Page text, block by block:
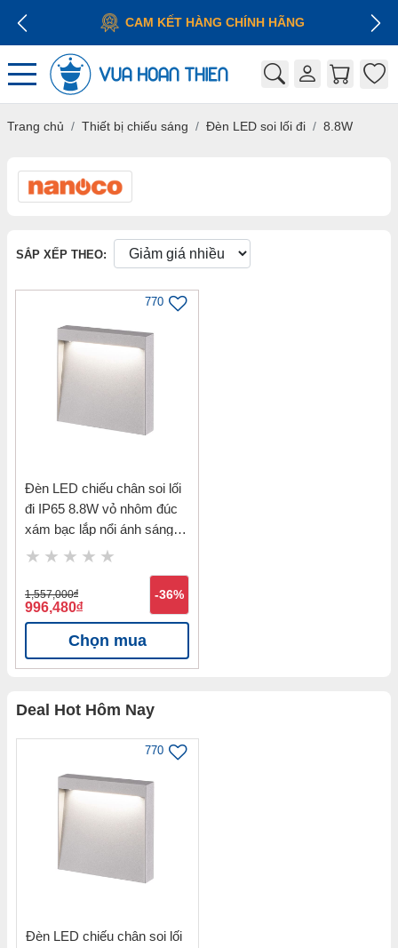
CAM KẾT HÀNG CHÍNH HÃNG
Trang chủ Thiết bị chiếu sáng Đèn LED soi lối đi 8.8W
SẮP XẾP THEO:
770
Đèn LED chiếu chân soi lối
đi IP65 8.8W vỏ nhôm đúc
xám bạc lắp nổi ánh sáng
vàng 3000K Nanoco
1,557,000đ
996,480đ
-36%
Chọn mua
Deal Hot Hôm Nay
770
Đèn LED chiếu chân soi lối